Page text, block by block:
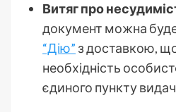
Витяг про
документ можна
“Дію” з доставкою,
необхідність
єдиного пункту